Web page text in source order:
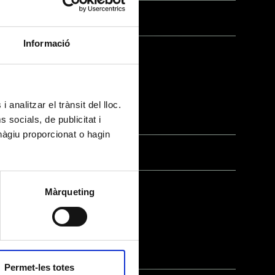
Informació
analitzar el trànsit del lloc.
socials, de publicitat i
proporcionat o hagin
Màrqueting
Permet-les totes
08005, és
que
al
competents. A
o sigui necessari